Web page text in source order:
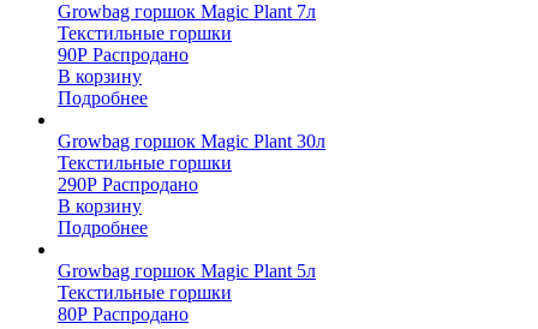
Growbag горшок Magic Plant 7л
Текстильные горшки
90Р Распродано
В корзину
Подробнее
Growbag горшок Magic Plant 30л
Текстильные горшки
290Р Распродано
В корзину
Подробнее
Growbag горшок Magic Plant 5л
Текстильные горшки
80Р Распродано